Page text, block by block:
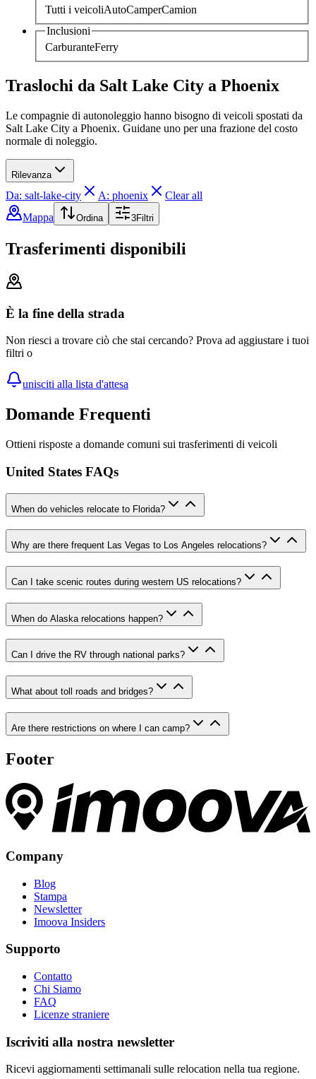
Tutti i veicoliAutoCamperCamion
Inclusioni
CarburanteFerry
Traslochi da Salt Lake City a Phoenix
Le compagnie di autonoleggio hanno bisogno di veicoli spostati da
Salt Lake City a Phoenix. Guidane uno per una frazione del costo
normale di noleggio.
Rilevanza
Da: salt-lake-city A: phoenix
Clear all
Mappa
Ordina 3Filtri
Trasferimenti disponibili
È la fine della strada
Non riesci a trovare ciò che stai cercando? Prova ad aggiustare i tuoi
filtri o
unisciti alla lista d'attesa
Domande Frequenti
Ottieni risposte a domande comuni sui trasferimenti di veicoli
United States FAQs
When do vehicles relocate to Florida?
Why are there frequent Las Vegas to Los Angeles relocations?
Can I take scenic routes during western US relocations?
When do Alaska relocations happen?
Can I drive the RV through national parks?
What about toll roads and bridges?
Are there restrictions on where I can camp?
Footer
Company
Blog
Stampa
Newsletter
Imoova Insiders
Supporto
Contatto
Chi Siamo
FAQ
Licenze straniere
Iscriviti alla nostra newsletter
Ricevi aggiornamenti settimanali sulle relocation nella tua regione.